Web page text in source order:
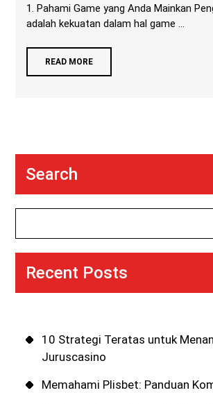
1. Pahami Game yang Anda Mainkan
adalah kekuatan dalam hal game ...
READ MORE
Search
Recent Posts
10 Strategi Teratas untuk
Juruscasino
Memahami Plisbet: Panduan